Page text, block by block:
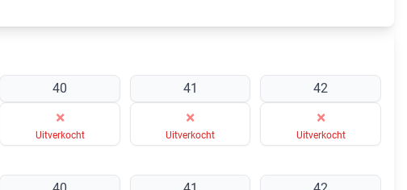
40
×
Uitverkocht
41
×
Uitverkocht
42
×
Uitverkocht